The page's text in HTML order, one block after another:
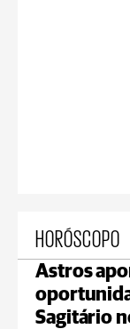
HORÓSCOPO
Astros
Sagitário